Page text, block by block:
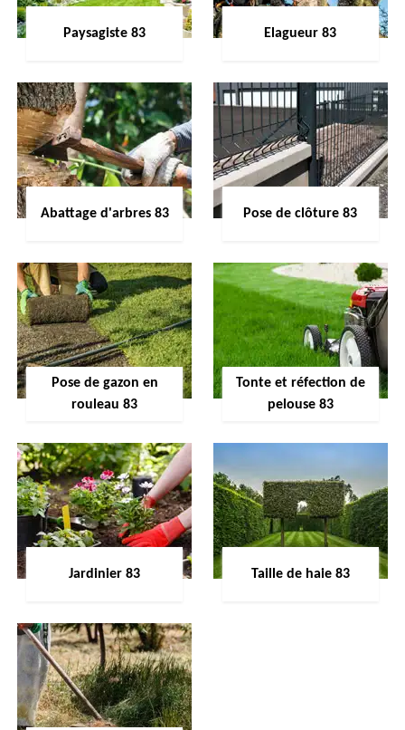
Paysagiste 83 Elagueur 83
Abattage d'arbres 83 Pose de clôture 83
Pose de gazon en
rouleau 83
Tonte et réfection de
pelouse 83
Jardinier 83 Taille de haie 83